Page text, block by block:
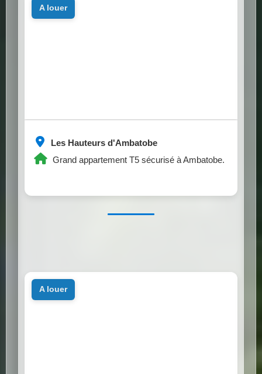
Les Hauteurs d'Ambatobe
Grand appartement T5 sécurisé à Ambatobe.
a louer
a louer